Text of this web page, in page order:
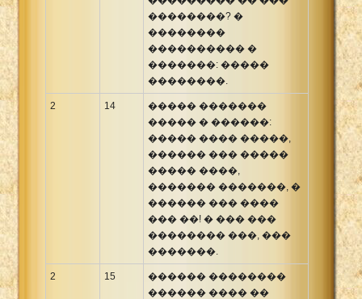
��������? �
��������
���������� �
�������: �����
��������.
2 14
����� �������
����� � ������:
����� ���� �����,
������ ��� �����
����� ����,
������� �������, �
������ ��� ����
��� ��! � ��� ���
�������� ���, ���
�������.
2 15
������ ��������
������ ���� ��